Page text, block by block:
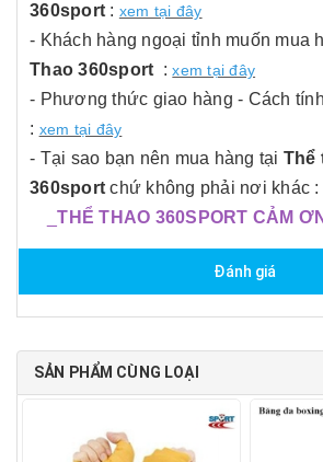
360sport : xem tại đây
- Khách hàng ngoại tỉnh muốn mua
Thao 360sport :xem tại đây
- Phương thức giao hàng - Cách
: xem tại đây
- Tại sao bạn nên mua hàng tại Thể
360sport chứ không phải nơi khác :
_THỂ THAO 360SPORT CẢM
Đánh giá
SẢN PHẨM CÙNG LOẠI